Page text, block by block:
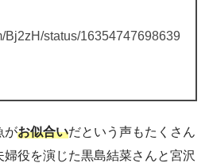
Bj2zH/status/16354747698639
がお似合いだという声もたくさん
役を演じた黒島結菜さんと宮沢